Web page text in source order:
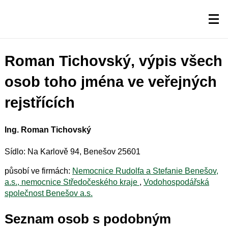
Roman Tichovský, výpis všech
osob toho jména ve veřejných
rejstřících
Ing. Roman Tichovský
Sídlo: Na Karlově 94, Benešov 25601
působí ve firmách: Nemocnice Rudolfa a Stefanie Benešov,
a.s., nemocnice Středočeského kraje , Vodohospodářská
společnost Benešov a.s.
Seznam osob s podobným